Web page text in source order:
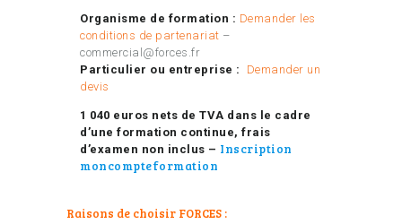
Organisme de formation : Demander les
conditions de partenariat –
commercial@forces.fr
Particulier ou entreprise : Demander un
devis
1 040 euros nets de TVA dans le cadre
d’une formation continue, frais
d’examen non inclus – Inscription
moncompteformation
Raisons de choisir FORCES :